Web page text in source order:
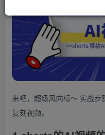
来吧，超级风向标～ 实战
复刻视频。